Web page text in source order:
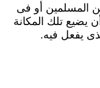
المسلمين أو فى
تلك المكانة
يفعل فيه.